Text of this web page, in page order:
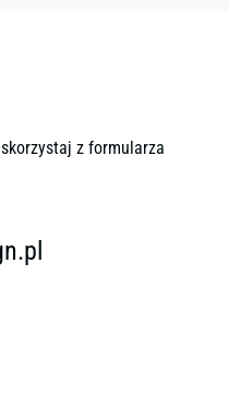
z formularza